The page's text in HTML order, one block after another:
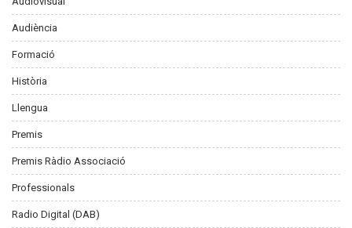
Audiència
Formació
Història
Llengua
Premis
Premis Ràdio Associació
Professionals
Radio Digital (DAB)